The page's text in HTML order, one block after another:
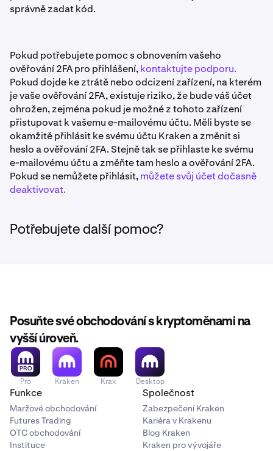
správně zadat kód.
Pokud potřebujete pomoc s obnovením vašeho
ověřování 2FA pro přihlášení,kontaktujte podporu.
Pokud dojde ke ztrátě nebo odcizení zařízení, na kterém
je vaše ověřování 2FA, existuje riziko, že bude váš účet
ohrožen, zejména pokud je možné z tohoto zařízení
přistupovat k vašemu e-mailovému účtu. Měli byste se
okamžitě přihlásit ke svému účtu Kraken a změnit si
heslo a ověřování 2FA. Stejně tak se přihlaste ke svému
e-mailovému účtu a změňte tam heslo a ověřování 2FA.
Pokud se nemůžete přihlásit,můžete svůj účet dočasně
deaktivovat.
Potřebujete další pomoc?
Posuňte své obchodování s kryptoměnami na
vyšší úroveň.
Pro Kraken Krak Desktop
Funkce
Maržové obchodování
Futures Trading
OTC obchodování
Instituce
Společnost
Zabezpečení Kraken
Kariéra v Krakenu
Blog Kraken
Kraken pro vývojáře